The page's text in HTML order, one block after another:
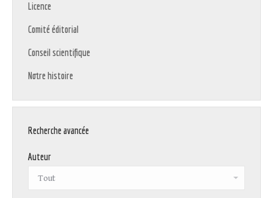
Licence
Comité éditorial
Conseil scientifique
Notre histoire
Recherche avancée
Auteur